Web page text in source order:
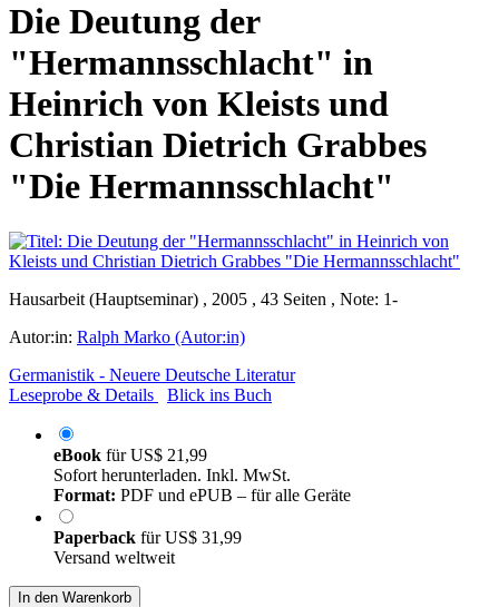
Die Deutung der
"Hermannsschlacht" in
Heinrich von Kleists und
Christian Dietrich Grabbes
"Die Hermannsschlacht"
Hausarbeit (Hauptseminar) , 2005 , 43 Seiten , Note: 1-
Autor:in: Ralph Marko (Autor:in)
Germanistik - Neuere Deutsche Literatur
Leseprobe & Details
Blick ins Buch
eBook fürUS$ 21,99
Sofort herunterladen. Inkl. MwSt.
Format: PDF und ePUB – für alle Geräte
Paperback fürUS$ 31,99
Versand weltweit
In den Warenkorb